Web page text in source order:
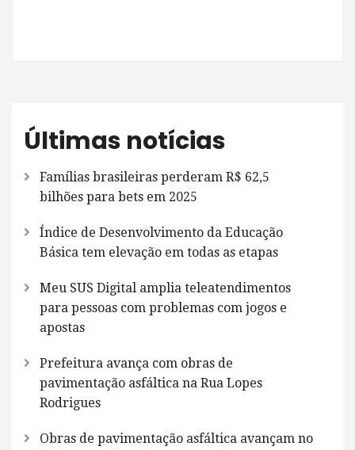
Últimas notícias
Famílias brasileiras perderam R$ 62,5
bilhões para bets em 2025
Índice de Desenvolvimento da Educação
Básica tem elevação em todas as etapas
Meu SUS Digital amplia teleatendimentos
para pessoas com problemas com jogos e
apostas
Prefeitura avança com obras de
pavimentação asfáltica na Rua Lopes
Rodrigues
Obras de pavimentação asfáltica avançam no